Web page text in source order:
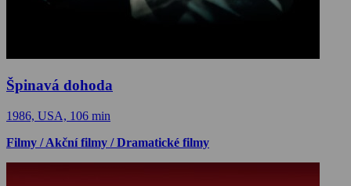
Špinavá dohoda
1986, USA, 106 min
Filmy / Akční filmy / Dramatické filmy